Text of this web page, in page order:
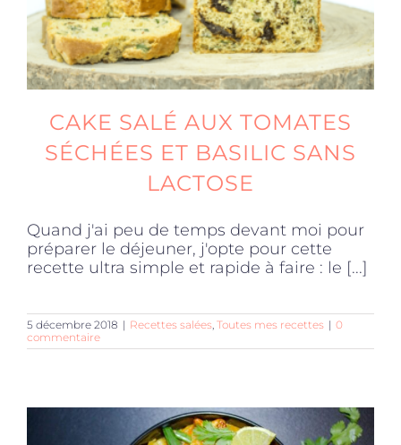
CAKE SALÉ AUX TOMATES
SÉCHÉES ET BASILIC SANS
LACTOSE
Quand j'ai peu de temps devant moi pour
préparer le déjeuner, j'opte pour cette
recette ultra simple et rapide à faire : le [...]
5 décembre 2018 | Recettes salées, Toutes mes recettes | 0
commentaire